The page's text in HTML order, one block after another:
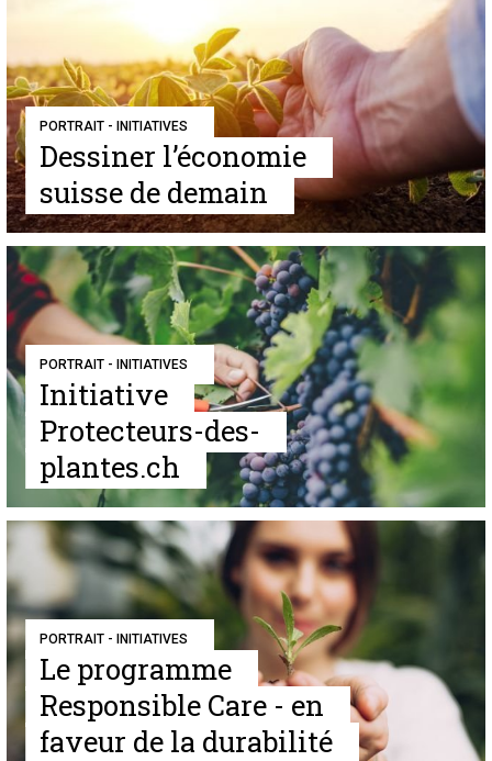
PORTRAIT - INITIATIVES
Dessiner l’économie
suisse de demain
PORTRAIT - INITIATIVES
Initiative
Protecteurs-des-
plantes.ch
PORTRAIT - INITIATIVES
Le programme
Responsible Care - en
faveur de la durabilité